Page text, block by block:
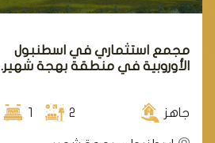
مجمع استثماري في اسطنبول
الأوروبية في منطقة بهجة شهير.
جاهز 2
1